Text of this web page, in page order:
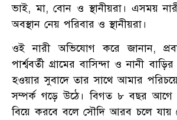
ভাই, মা, বোন ও স্থানীয়রা। এসময়
অবস্থান নেয় পরিবার ও স্থানীয়রা।
ওই নারী অভিযোগ করে জানান,
পার্শ্ববর্তী গ্রামের বাসিন্দা ও নানী
হওয়ার সুবাদে তার সাথে আমার
সম্পর্ক গড়ে উঠে। বিগত ৮ বছর আগে
বিয়ে করবে বলে সৌদি আরব চলে যায়